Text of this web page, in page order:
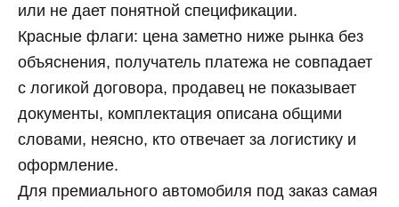
или не дает понятной спецификации.
Красные флаги: цена заметно ниже рынка без
объяснения, получатель платежа не совпадает
с логикой договора, продавец не показывает
документы, комплектация описана общими
словами, неясно, кто отвечает за логистику и
оформление.
Для премиального автомобиля под заказ самая